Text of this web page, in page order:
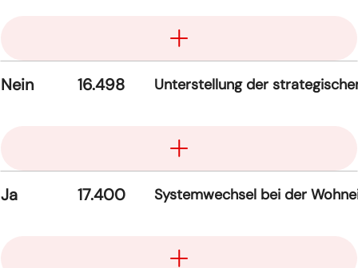
Nein 16.498 Unterstellung der
Ja 17.400 Systemwechsel bei der